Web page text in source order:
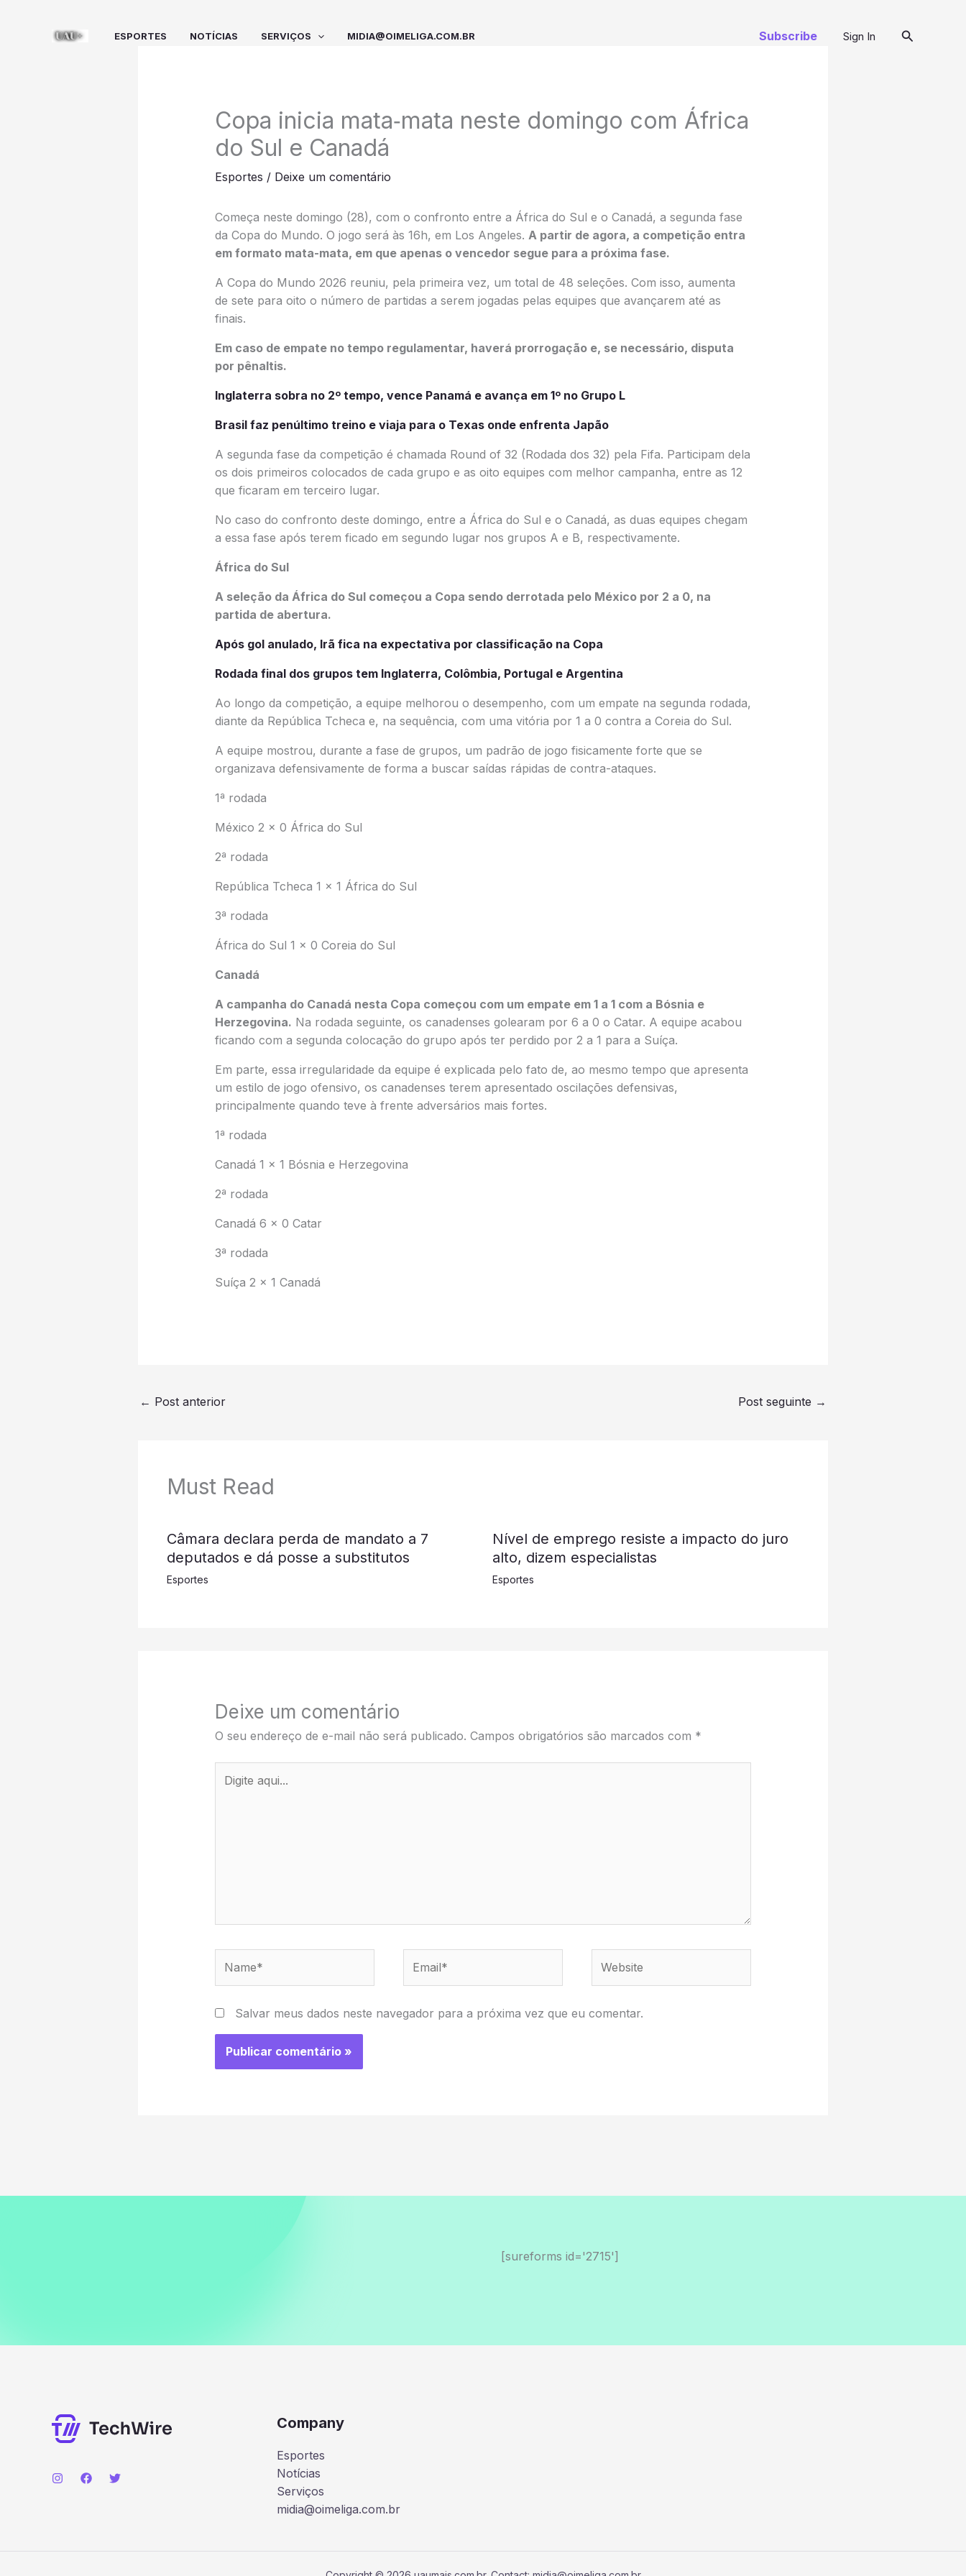
ESPORTES NOTÍCIAS SERVIÇOS MIDIA@OIMELIGA.COM.BR Subscribe Sign In Pesquisar
Copa inicia mata‑mata neste domingo com África
do Sul e Canadá
Esportes / Deixe um comentário
Começa neste domingo (28), com o confronto entre a África do Sul e o Canadá, a segunda fase
da Copa do Mundo. O jogo será às 16h, em Los Angeles. A partir de agora, a competição entra
em formato mata-mata, em que apenas o vencedor segue para a próxima fase.
A Copa do Mundo 2026 reuniu, pela primeira vez, um total de 48 seleções. Com isso, aumenta
de sete para oito o número de partidas a serem jogadas pelas equipes que avançarem até as
finais.
Em caso de empate no tempo regulamentar, haverá prorrogação e, se necessário, disputa
por pênaltis.
Inglaterra sobra no 2º tempo, vence Panamá e avança em 1º no Grupo L
Brasil faz penúltimo treino e viaja para o Texas onde enfrenta Japão
A segunda fase da competição é chamada Round of 32 (Rodada dos 32) pela Fifa. Participam dela
os dois primeiros colocados de cada grupo e as oito equipes com melhor campanha, entre as 12
que ficaram em terceiro lugar.
No caso do confronto deste domingo, entre a África do Sul e o Canadá, as duas equipes chegam
a essa fase após terem ficado em segundo lugar nos grupos A e B, respectivamente.
África do Sul
A seleção da África do Sul começou a Copa sendo derrotada pelo México por 2 a 0, na
partida de abertura.
Após gol anulado, Irã fica na expectativa por classificação na Copa
Rodada final dos grupos tem Inglaterra, Colômbia, Portugal e Argentina
Ao longo da competição, a equipe melhorou o desempenho, com um empate na segunda rodada,
diante da República Tcheca e, na sequência, com uma vitória por 1 a 0 contra a Coreia do Sul.
A equipe mostrou, durante a fase de grupos, um padrão de jogo fisicamente forte que se
organizava defensivamente de forma a buscar saídas rápidas de contra-ataques.
1ª rodada
México 2 x 0 África do Sul
2ª rodada
República Tcheca 1 x 1 África do Sul
3ª rodada
África do Sul 1 x 0 Coreia do Sul
Canadá
A campanha do Canadá nesta Copa começou com um empate em 1 a 1 com a Bósnia e
Herzegovina. Na rodada seguinte, os canadenses golearam por 6 a 0 o Catar. A equipe acabou
ficando com a segunda colocação do grupo após ter perdido por 2 a 1 para a Suíça.
Em parte, essa irregularidade da equipe é explicada pelo fato de, ao mesmo tempo que apresenta
um estilo de jogo ofensivo, os canadenses terem apresentado oscilações defensivas,
principalmente quando teve à frente adversários mais fortes.
1ª rodada
Canadá 1 x 1 Bósnia e Herzegovina
2ª rodada
Canadá 6 x 0 Catar
3ª rodada
Suíça 2 x 1 Canadá
← Post anterior Post seguinte →
Must Read
Câmara declara perda de mandato a 7
deputados e dá posse a substitutos
Esportes
Nível de emprego resiste a impacto do juro
alto, dizem especialistas
Esportes
Deixe um comentário
O seu endereço de e-mail não será publicado. Campos obrigatórios são marcados com *
aqui...
Salvar meus dados neste navegador para a próxima vez que eu comentar.
[sureforms id='2715']
Company
Esportes
Notícias
Serviços
midia@oimeliga.com.br